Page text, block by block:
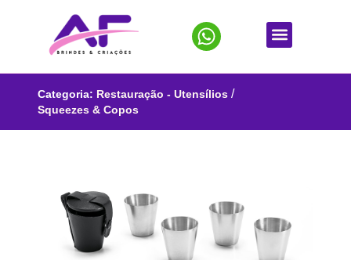
Categoria: Restauração - Utensílios /
Squeezes & Copos